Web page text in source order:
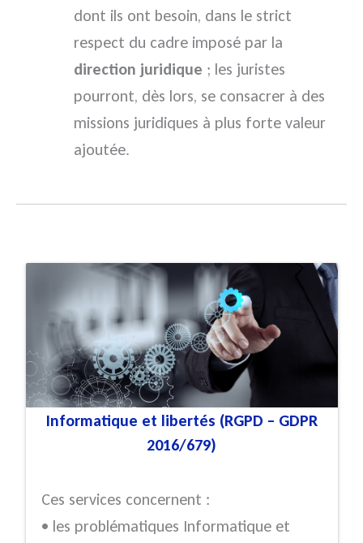
dont ils ont besoin, dans le strict
respect du cadre imposé par la
direction juridique ; les juristes
pourront, dès lors, se consacrer à des
missions juridiques à plus forte valeur
ajoutée.
Informatique et libertés (RGPD – GDPR
2016/679)
Ces services concernent :
• les problématiques Informatique et